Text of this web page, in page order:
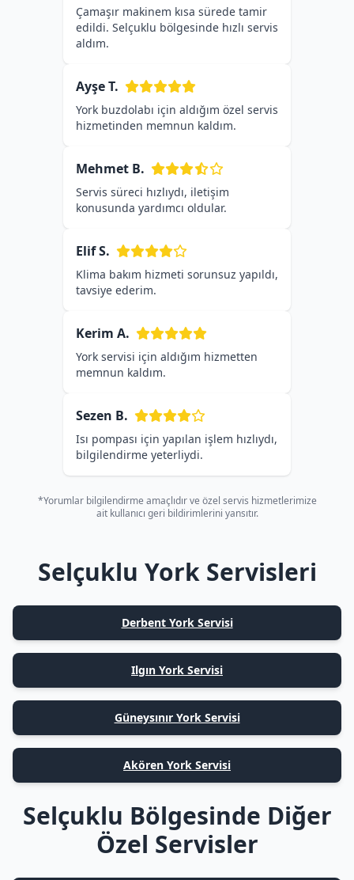
Çamaşır makinem kısa sürede tamir
edildi. Selçuklu bölgesinde hızlı servis
aldım.
Ayşe T.
York buzdolabı için aldığım özel servis
hizmetinden memnun kaldım.
Mehmet B.
Servis süreci hızlıydı, iletişim
konusunda yardımcı oldular.
Elif S.
Klima bakım hizmeti sorunsuz yapıldı,
tavsiye ederim.
Kerim A.
York servisi için aldığım hizmetten
memnun kaldım.
Sezen B.
Isı pompası için yapılan işlem hızlıydı,
bilgilendirme yeterliydi.
*Yorumlar bilgilendirme amaçlıdır ve özel servis hizmetlerimize
ait kullanıcı geri bildirimlerini yansıtır.
Selçuklu York Servisleri
Derbent York Servisi
Ilgın York Servisi
Güneysınır York Servisi
Akören York Servisi
Selçuklu Bölgesinde Diğer
Özel Servisler